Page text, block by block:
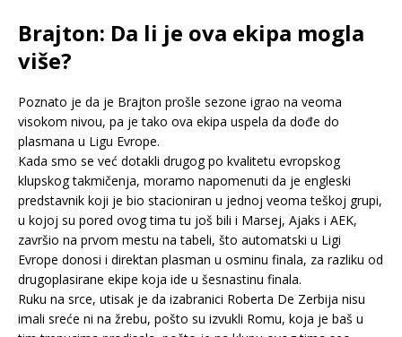
Brajton: Da li je ova ekipa mogla
više?
Poznato je da je Brajton prošle sezone igrao na veoma
visokom nivou, pa je tako ova ekipa uspela da dođe do
plasmana u Ligu Evrope.
Kada smo se već dotakli drugog po kvalitetu evropskog
klupskog takmičenja, moramo napomenuti da je engleski
predstavnik koji je bio stacioniran u jednoj veoma teškoj grupi,
u kojoj su pored ovog tima tu još bili i Marsej, Ajaks i AEK,
završio na prvom mestu na tabeli, što automatski u Ligi
Evrope donosi i direktan plasman u osminu finala, za razliku od
drugoplasirane ekipe koja ide u šesnastinu finala.
Ruku na srce, utisak je da izabranici Roberta De Zerbija nisu
imali sreće ni na žrebu, pošto su izvukli Romu, koja je baš u